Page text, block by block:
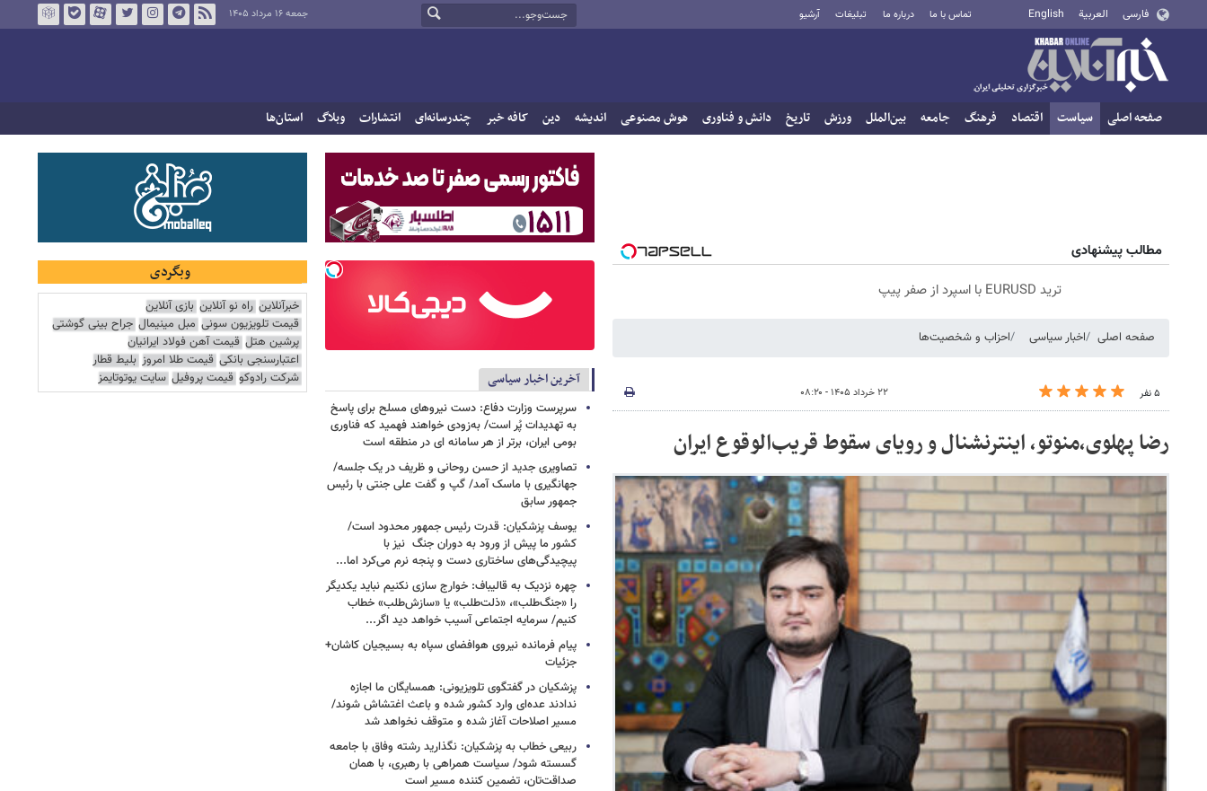
فارسی العربية English تماس با ما درباره ما تبلیغات آرشیو جمعه ۱۶ مرداد ۱۴۰۵
صفحه اصلی سیاست اقتصاد فرهنگ جامعه بین‌الملل ورزش تاریخ دانش و فناوری هوش مصنوعی اندیشه دین کافه خبر چندرسانه‌ای انتشارات وبلاگ استان‌ها
مطالب پیشنهادی
ترید EURUSD با اسپرد از صفر پیپ
صفحه اصلی اخبار سیاسی احزاب و شخصیت‌ها
۵ نفر ۲۲ خرداد ۱۴۰۵ - ۰۸:۲۰
رضا پهلوی،منوتو، اینترنشنال و رویای سقوط قریب‌الوقوع ایران
آخرین اخبار سیاسی
سرپرست وزارت دفاع: دست نیروهای مسلح برای پاسخ
به تهدیدات پُر است/ به‌زودی خواهند فهمید که فناوری
بومی ایران، برتر از هر سامانه ای در منطقه است
تصاویری جدید از حسن روحانی و ظریف در یک جلسه/
جهانگیری با ماسک آمد/ گپ و گفت علی جنتی با رئیس
جمهور سابق
یوسف پزشکیان: قدرت رئیس‌ جمهور محدود است/
کشور ما پیش از ورود به دوران جنگ نیز با
پیچیدگی‌های ساختاری دست و پنجه نرم می‌کرد اما...
چهره نزدیک به قالیباف: خوارج سازی نکنیم نباید یکدیگر
را «جنگ‌طلب»، «ذلت‌طلب» یا «سازش‌طلب» خطاب
کنیم/ سرمایه اجتماعی آسیب خواهد دید اگر...
پیام فرمانده نیروی هوافضای سپاه به بسیجیان کاشان+
جزئیات
پزشکیان در گفتگوی تلویزیونی: همسایگان ما اجازه
ندادند عده‌ای وارد کشور شده و باعث اغتشاش شوند/
مسیر اصلاحات آغاز شده و متوقف نخواهد شد
ربیعی خطاب به پزشکیان: نگذارید رشته وفاق با جامعه
گسسته شود/ سیاست همراهی با رهبری، با همان
صداقت‌تان، تضمین کننده مسیر است
وبگردی
خبرآنلاین راه نو آنلاین بازی آنلاین
قیمت تلویزیون سونی مبل مینیمال جراح بینی گوشتی
پرشین هتل قیمت آهن فولاد ایرانیان
اعتبارسنجی بانکی قیمت طلا امروز بلیط قطار
شرکت رادوکو قیمت پروفیل سایت یوتوتایمز